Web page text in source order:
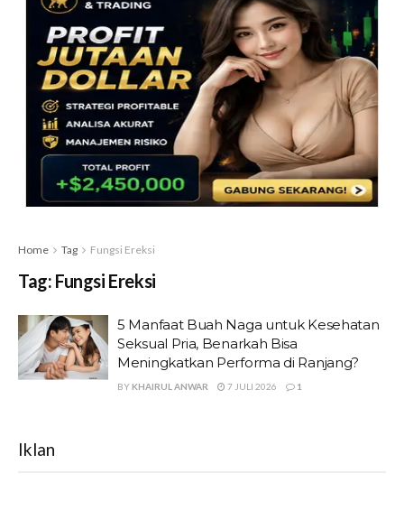
Home Tag Fungsi Ereksi
Tag: Fungsi Ereksi
5 Manfaat Buah Naga untuk Kesehatan
Seksual Pria, Benarkah Bisa
Meningkatkan Performa di Ranjang?
BY KHAIRUL ANWAR 7 JULI 2026 1
Iklan